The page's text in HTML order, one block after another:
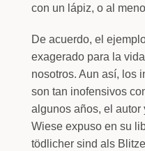
con un lápiz, o al
De acuerdo, el
exagerado para la
nosotros. Aun así, los
son tan inofensivos
algunos años, el autor
Wiese expuso en su
tödlicher sind als